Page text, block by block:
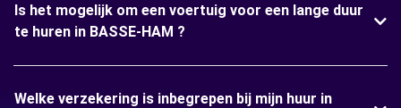
Is het mogelijk om een voertuig voor een lange duur
te huren in BASSE-HAM ?
Welke verzekering is inbegrepen bij mijn huur in